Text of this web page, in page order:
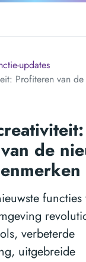
updates
Profiteren van de
de
functies
verbeterde
uitgebreide